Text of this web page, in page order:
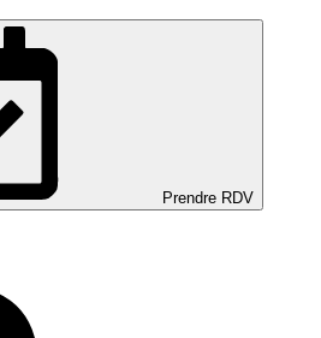
Prendre RDV